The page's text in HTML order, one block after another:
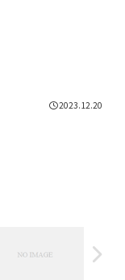
2023.12.20